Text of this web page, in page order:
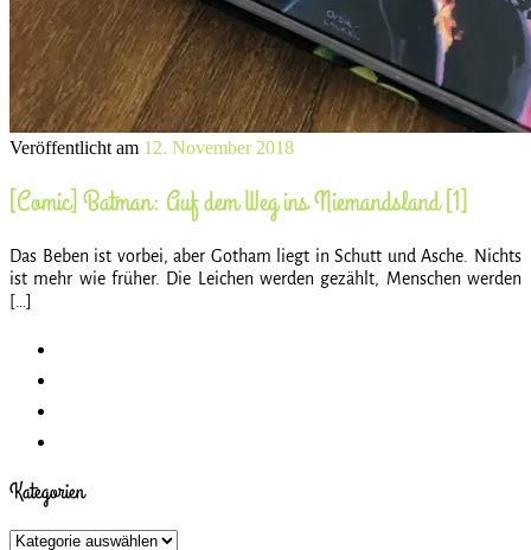
Veröffentlicht am 12. November 2018
[Comic] Batman: Auf dem Weg ins Niemandsland [1]
Das Beben ist vorbei, aber Gotham liegt in Schutt und Asche. Nichts
ist mehr wie früher. Die Leichen werden gezählt, Menschen werden
[…]
Kategorien
Kategorien